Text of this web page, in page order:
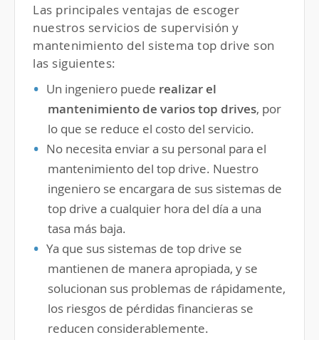
Las principales ventajas de escoger
nuestros servicios de supervisión y
mantenimiento del sistema top drive son
las siguientes:
Un ingeniero puede realizar el
mantenimiento de varios top drives, por
lo que se reduce el costo del servicio.
No necesita enviar a su personal para el
mantenimiento del top drive. Nuestro
ingeniero se encargara de sus sistemas de
top drive a cualquier hora del día a una
tasa más baja.
Ya que sus sistemas de top drive se
mantienen de manera apropiada, y se
solucionan sus problemas de rápidamente,
los riesgos de pérdidas financieras se
reducen considerablemente.